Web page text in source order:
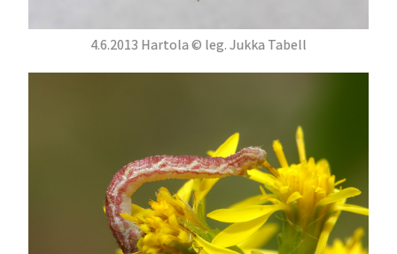
4.6.2013 Hartola © leg. Jukka Tabell